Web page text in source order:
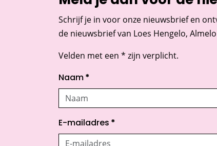
Schrijf je in voor onze nieuwsbrief en
de nieuwsbrief van Loes Hengelo,
Velden met een * zijn verplicht.
Naam *
E-mailadres *